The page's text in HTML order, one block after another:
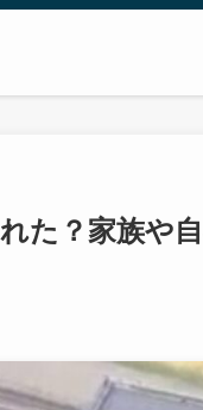
た？家族や